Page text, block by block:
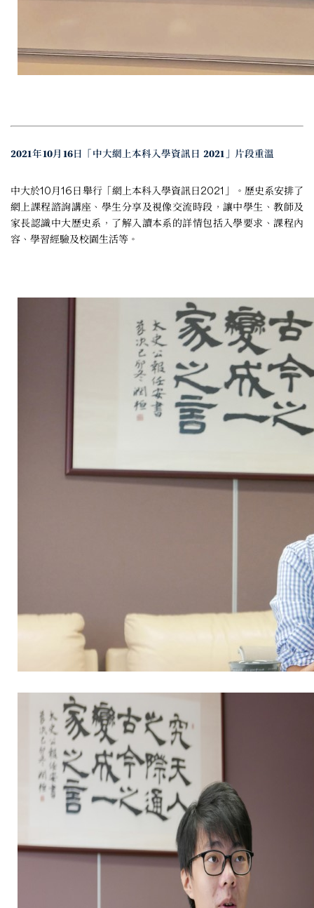
2021年10月16日「中大網上本科入學資訊日 2021」片段重溫
中大於10月16日舉行「網上本科入學資訊日2021」。歷史系安排了
網上課程諮詢講座、學生分享及視像交流時段，讓中學生、教師及
家長認識中大歷史系，了解入讀本系的詳情包括入學要求、課程內
容、學習經驗及校園生活等。